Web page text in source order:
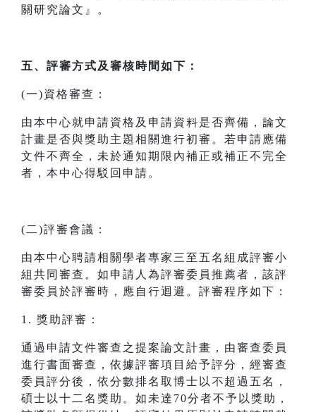
關研究論文』。
五、評審方式及審核時間如下：
(一)資格審查：
由本中心就申請資格及申請資料是否齊備，論文
計畫是否與獎助主題相關進行初審。若申請應備
文件不齊全，未於通知期限內補正或補正不完全
者，本中心得駁回申請。
(二)評審會議：
由本中心聘請相關學者專家三至五名組成評審小
組共同審查。如申請人為評審委員推薦者，該評
審委員於評審時，應自行迴避。評審程序如下：
1. 獎助評審：
通過申請文件審查之提案論文計畫，由審查委員
進行書面審查，依據評審項目給予評分，經審查
委員評分後，依分數排名取博士以不超過五名，
碩士以十二名獎助。如未達70分者不予以獎助，